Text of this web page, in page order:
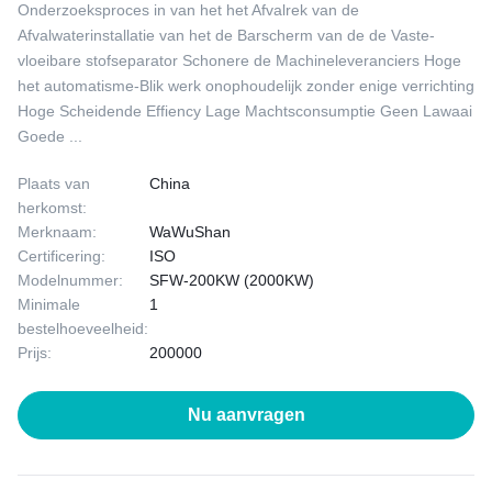
Onderzoeksproces in van het het Afvalrek van de
Afvalwaterinstallatie van het de Barscherm van de de Vaste-
vloeibare stofseparator Schonere de Machineleveranciers Hoge
het automatisme-Blik werk onophoudelijk zonder enige verrichting
Hoge Scheidende Effiency Lage Machtsconsumptie Geen Lawaai
Goede ...
Plaats van
herkomst:
China
Merknaam:
WaWuShan
Certificering:
ISO
Modelnummer:
SFW-200KW (2000KW)
Minimale
bestelhoeveelheid:
1
Prijs: 200000
Nu aanvragen